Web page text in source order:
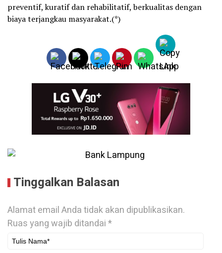
preventif, kuratif dan rehabilitatif, berkualitas dengan
biaya terjangkau masyarakat.(*)
Tinggalkan Balasan
Alamat email Anda tidak akan dipublikasikan.
Ruas yang wajib ditandai*